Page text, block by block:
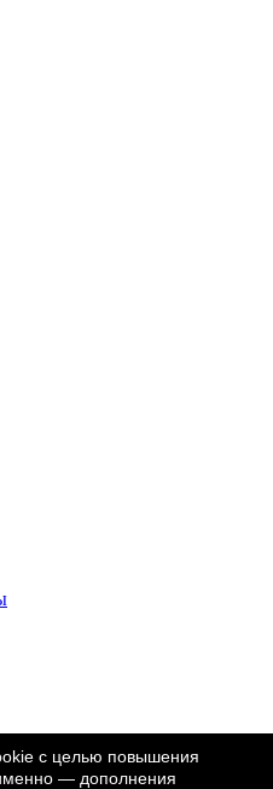
с целью повышения
— дополнения